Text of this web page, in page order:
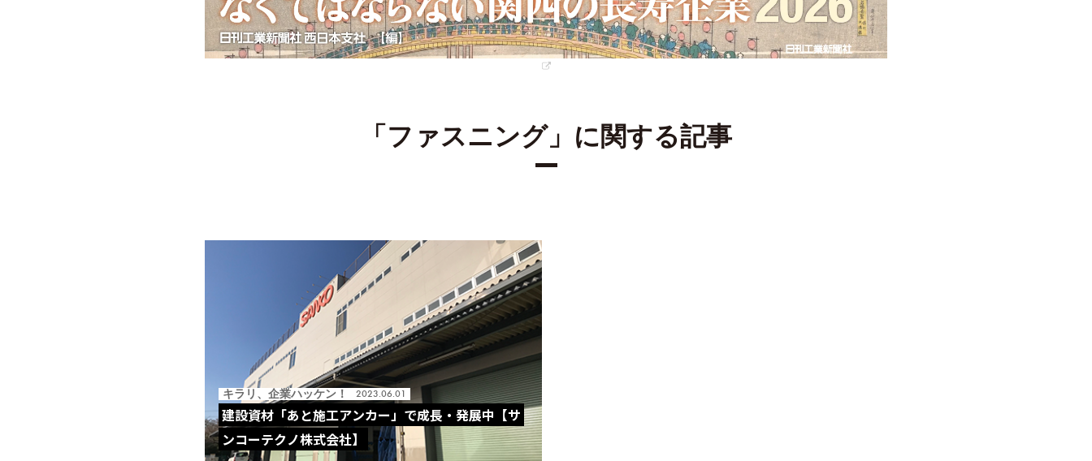
「ファスニング」に関する記事
キラリ、企業ハッケン！ 2023.06.01
建設資材「あと施工アンカー」で成長・発展中【サ
ンコーテクノ株式会社】